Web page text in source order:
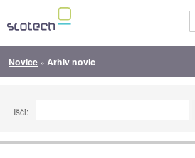
Novice » Arhiv novic
Išči: